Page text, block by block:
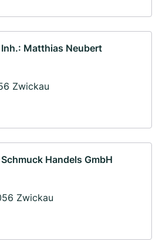
Matthias Neubert
Zwickau
Handels GmbH
Zwickau